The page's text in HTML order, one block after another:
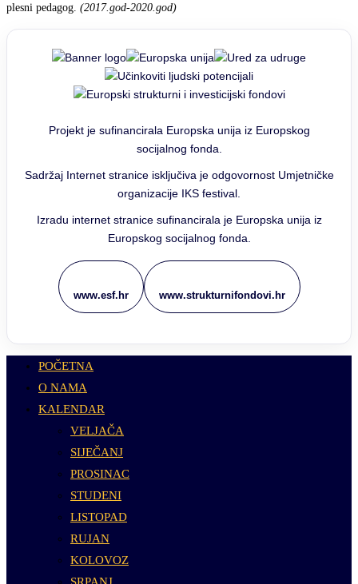
plesni pedagog. (2017.god-2020.god)
Projekt je sufinancirala Europska unija iz Europskog
socijalnog fonda.
Sadržaj Internet stranice isključiva je odgovornost Umjetničke
organizacije IKS festival.
Izradu internet stranice sufinancirala je Europska unija iz
Europskog socijalnog fonda.
www.esf.hr www.strukturnifondovi.hr
POČETNA
O NAMA
KALENDAR
VELJAČA
SIJEČANJ
PROSINAC
STUDENI
LISTOPAD
RUJAN
KOLOVOZ